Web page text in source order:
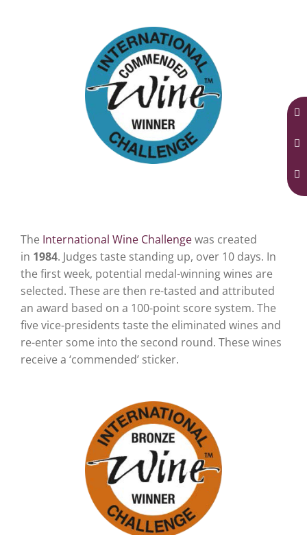
Médaille d’Honneur
2015
« Le Demi-Boeuf »
2014
Muscadet Côtes de Grandlieu sur lie
The International Wine Challengewas created
in 1984. Judges taste standing up, over 10 days. In
the first week, potential medal-winning wines are
selected. These are then re-tasted and attributed
an award based on a 100-point score system. The
five vice-presidents taste the eliminated wines and
re-enter some into the second round. These wines
receive a ‘commended’ sticker.
Bronze Medal
2015
« J’M de Malidain »
2015
Méthode Traditionnelle